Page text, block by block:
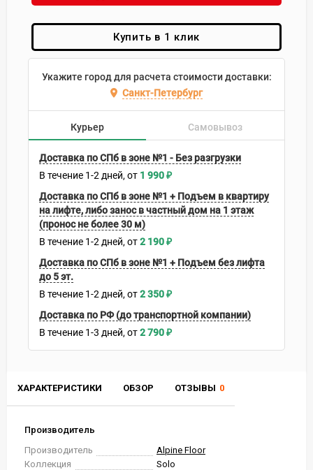
ХАРАКТЕРИСТИКИ ОБЗОР ОТЗЫВЫ 0
Производитель
Производитель
Alpine Floor
Коллекция
Solo
Купить в 1 клик
Укажите город для расчета стоимости доставки:
Санкт-Петербург
Курьер Самовывоз
Доставка по СПб в зоне №1 - Без разгрузки
В течение 1-2 дней 1 990₽
Доставка по СПб в зоне №1 + Подъем в квартиру
на лифте, либо занос в частный дом на 1 этаж
(пронос не более 30 м)
В течение 1-2 дней 2 190₽
Доставка по СПб в зоне №1 + Подъем без лифта
до 5 эт.
В течение 1-2 дней 2 350₽
Доставка по РФ (до транспортной компании)
В течение 1-3 дней 2 790₽